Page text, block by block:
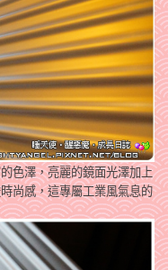
色澤，亮麗的鏡面光澤加上
尚感，這專屬工業風氣息的